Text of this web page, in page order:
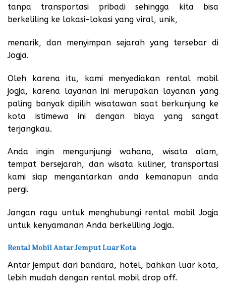
tanpa transportasi pribadi sehingga kita bisa
berkeliling ke lokasi-lokasi yang viral, unik,
menarik, dan menyimpan sejarah yang tersebar di
Jogja.
Oleh karena itu, kami menyediakan rental mobil
jogja, karena layanan ini merupakan layanan yang
paling banyak dipilih wisatawan saat berkunjung ke
kota istimewa ini dengan biaya yang sangat
terjangkau.
Anda ingin mengunjungi wahana, wisata alam,
tempat bersejarah, dan wisata kuliner, transportasi
kami siap mengantarkan anda kemanapun anda
pergi.
Jangan ragu untuk menghubungi rental mobil Jogja
untuk kenyamanan Anda berkeliling Jogja.
Rental Mobil Antar Jemput Luar Kota
Antar jemput dari bandara, hotel, bahkan luar kota,
lebih mudah dengan rental mobil drop off.